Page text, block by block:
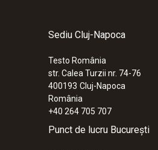
:0600 9763
°C - 300 mm, Ø 6
1.521,00 RON
1.840,41 RON
Sediu Cluj-Napoca
Testo România
str. Calea Turzii nr. 74-76
400193 Cluj-Napoca
România
+40 264 705 707
Punct de lucru București